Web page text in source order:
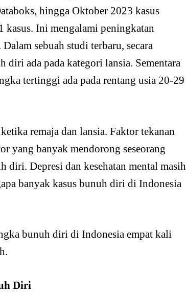
hingga Oktober 2023 kasus
Ini mengalami peningkatan
sebuah studi terbaru, secara
ada pada kategori lansia. Sementara
tertinggi ada pada rentang usia 20-29
remaja dan lansia. Faktor tekanan
yang banyak mendorong seseorang
Depresi dan kesehatan mental masih
banyak kasus bunuh diri di Indonesia
bunuh diri di Indonesia empat kali
Diri